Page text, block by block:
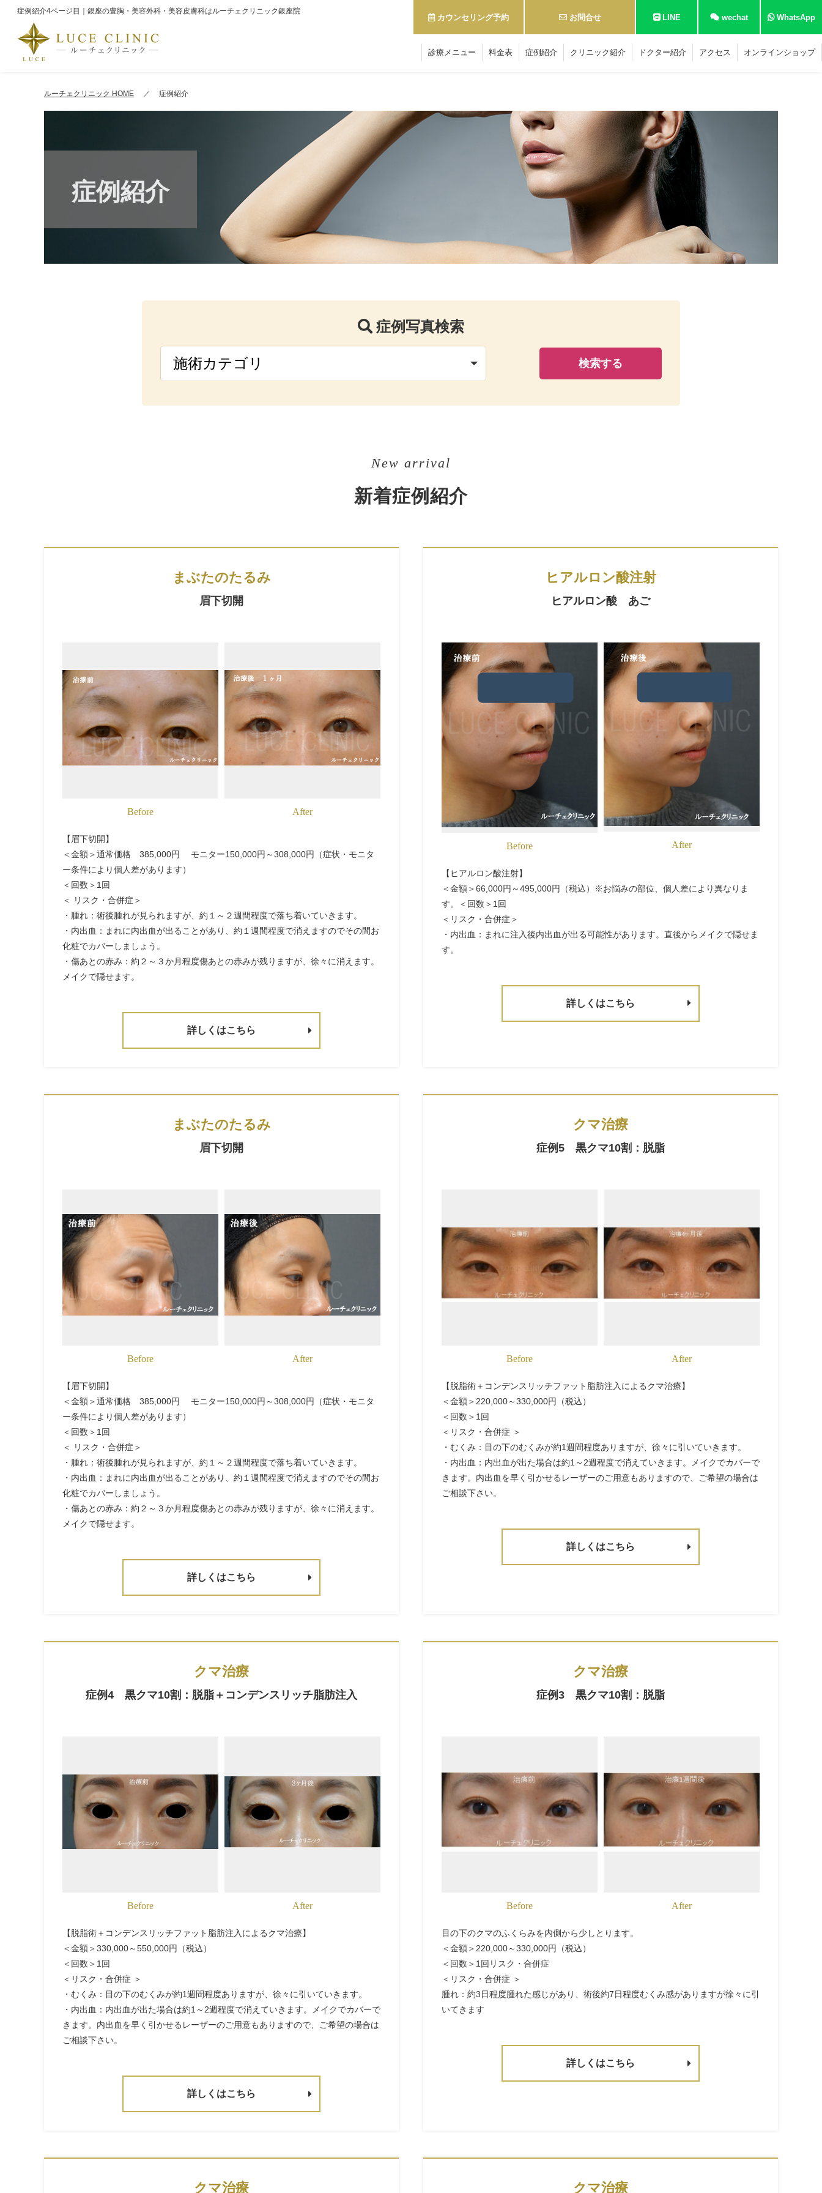
症例紹介4ページ目｜銀座の豊胸・美容外科・美容皮膚科はルーチェクリニック銀座院
カウンセリング予約 お問合せ LINE wechat WhatsApp
診療メニュー 料金表 症例紹介 クリニック紹介 ドクター紹介 アクセス オンラインショップ
ルーチェクリニック HOME 症例紹介
症例紹介
症例写真検索
New arrival
新着症例紹介
まぶたのたるみ
眉下切開
Before After
【眉下切開】
＜金額＞通常価格 385,000円 モニター150,000円～308,000円（症状・モニタ
ー条件により個人差があります）
＜回数＞1回
＜ リスク・合併症＞
・腫れ：術後腫れが見られますが、約１～２週間程度で落ち着いていきます。
・内出血：まれに内出血が出ることがあり、約１週間程度で消えますのでその間お
化粧でカバーしましょう。
・傷あとの赤み：約２～３か月程度傷あとの赤みが残りますが、徐々に消えます。
メイクで隠せます。
詳しくはこちら
ヒアルロン酸注射
ヒアルロン酸 あご
Before After
【ヒアルロン酸注射】
＜金額＞66,000円～495,000円（税込）※お悩みの部位、個人差により異なりま
す。＜回数＞1回
＜リスク・合併症＞
・内出血：まれに注入後内出血が出る可能性があります。直後からメイクで隠せま
す。
詳しくはこちら
まぶたのたるみ
眉下切開
Before After
【眉下切開】
＜金額＞通常価格 385,000円 モニター150,000円～308,000円（症状・モニタ
ー条件により個人差があります）
＜回数＞1回
＜ リスク・合併症＞
・腫れ：術後腫れが見られますが、約１～２週間程度で落ち着いていきます。
・内出血：まれに内出血が出ることがあり、約１週間程度で消えますのでその間お
化粧でカバーしましょう。
・傷あとの赤み：約２～３か月程度傷あとの赤みが残りますが、徐々に消えます。
メイクで隠せます。
詳しくはこちら
クマ治療
症例5 黒クマ10割：脱脂
Before After
【脱脂術＋コンデンスリッチファット脂肪注入によるクマ治療】
＜金額＞220,000～330,000円（税込）
＜回数＞1回
＜リスク・合併症 ＞
・むくみ：目の下のむくみが約1週間程度ありますが、徐々に引いていきます。
・内出血：内出血が出た場合は約1～2週程度で消えていきます。メイクでカバーで
きます。内出血を早く引かせるレーザーのご用意もありますので、ご希望の場合は
ご相談下さい。
詳しくはこちら
クマ治療
症例4 黒クマ10割：脱脂＋コンデンスリッチ脂肪注入
Before After
【脱脂術＋コンデンスリッチファット脂肪注入によるクマ治療】
＜金額＞330,000～550,000円（税込）
＜回数＞1回
＜リスク・合併症 ＞
・むくみ：目の下のむくみが約1週間程度ありますが、徐々に引いていきます。
・内出血：内出血が出た場合は約1～2週程度で消えていきます。メイクでカバーで
きます。内出血を早く引かせるレーザーのご用意もありますので、ご希望の場合は
ご相談下さい。
詳しくはこちら
クマ治療
症例3 黒クマ10割：脱脂
Before After
目の下のクマのふくらみを内側から少しとります。
＜金額＞220,000～330,000円（税込）
＜回数＞1回リスク・合併症
＜リスク・合併症 ＞
腫れ：約3日程度腫れた感じがあり、術後約7日程度むくみ感がありますが徐々に引
いてきます
詳しくはこちら
クマ治療 クマ治療